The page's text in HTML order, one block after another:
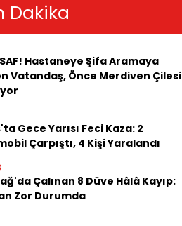
Dakika
Hastaneye Şifa Aramaya
Vatandaş, Önce Merdiven Çilesi
Gece Yarısı Feci Kaza: 2
Çarpıştı, 4 Kişi Yaralandı
Çalınan 8 Düve Hâlâ Kayıp:
Zor Durumda